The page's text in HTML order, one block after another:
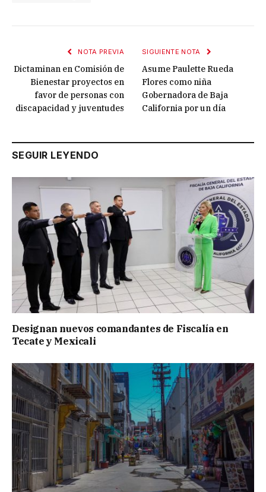
NOTA PREVIA
Dictaminan en Comisión de
Bienestar proyectos en
favor de personas con
discapacidad y juventudes
SIGUIENTE NOTA
Asume Paulette Rueda
Flores como niña
Gobernadora de Baja
California por un día
SEGUIR LEYENDO
Designan nuevos comandantes de Fiscalía en
Tecate y Mexicali